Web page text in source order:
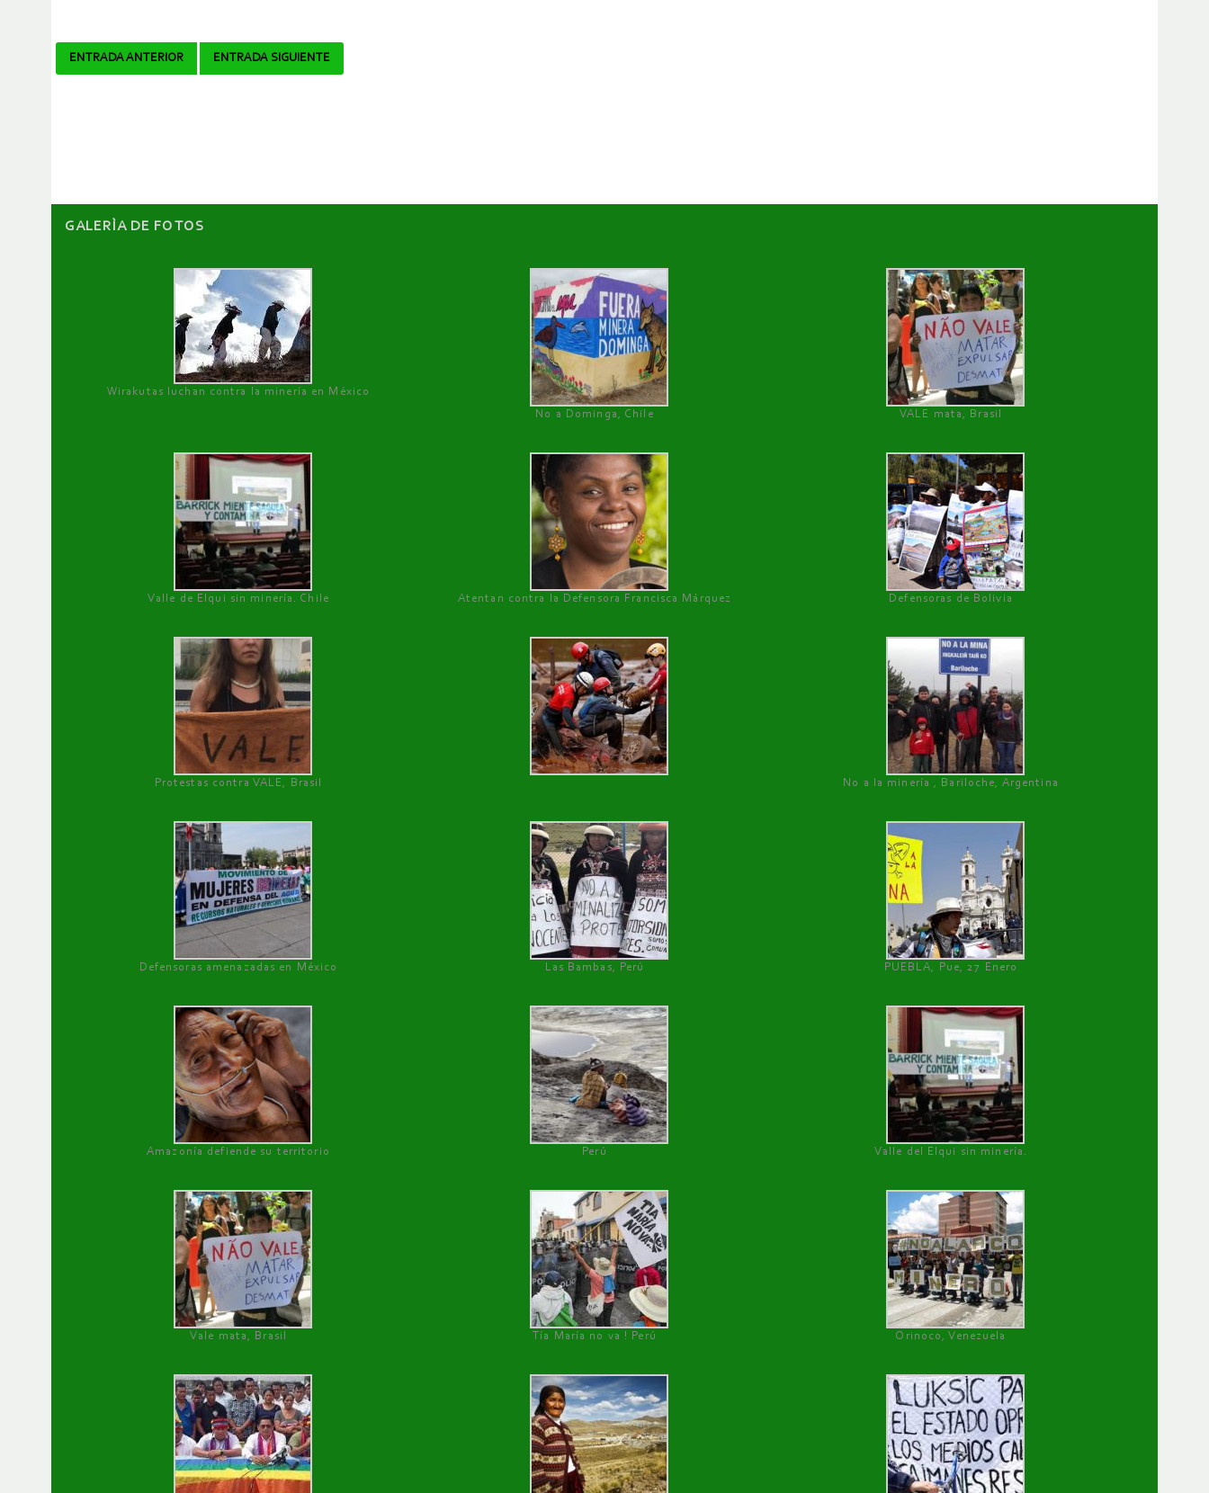
Navegador
ENTRADA ANTERIOR ENTRADA SIGUIENTE
GALERÌA DE FOTOS
Wirakutas luchan contra la minería en México
No a Dominga, Chile
VALE mata, Brasil
Valle de Elqui sin minería. Chile Atentan contra la Defensora Francisca Márquez Defensoras de Bolivia
Protestas contra VALE, Brasil No a la minería , Bariloche, Argentina
Defensoras amenazadas en México Las Bambas, Perú PUEBLA, Pue, 27 Enero
Amazonía defiende su territorio Perú Valle del Elqui sin minería.
Vale mata, Brasil Tía María no va ! Perú Orinoco, Venezuela